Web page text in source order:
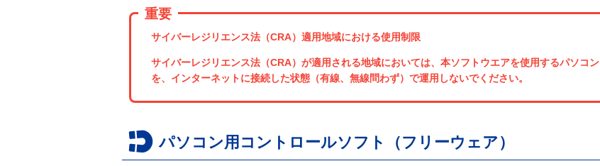
重要
サイバーレジリエンス法（CRA）適用地域における使用制限
サイバーレジリエンス法（CRA）が適用される地域においては、本ソフトウエアを使用するパソコン
を、インターネットに接続した状態（有線、無線問わず）で運用しないでください。
パソコン用コントロールソフト（フリーウェア）